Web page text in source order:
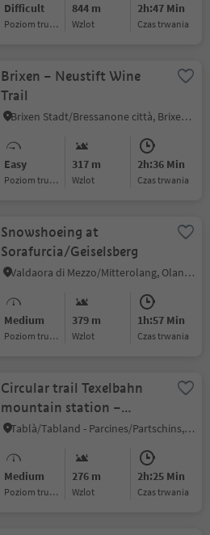
Difficult
Poziom trudności
844 m
Wzlot
2h:47 Min
czas trwania
Brixen – Neustift Wine
Trail
Brixen Stadt/Bressanone città, Brixen/Bressanone, Brixen/Bressanone and environs
Easy
Poziom trudności
317 m
Wzlot
2h:36 Min
czas trwania
Snowshoeing at
Sorafurcia/Geiselsberg
Valdaora di Mezzo/Mitterolang, Olang/Valdaora, Dolomites Region Kronplatz/Plan de Corones
Medium
Poziom trudności
379 m
Wzlot
1h:57 Min
czas trwania
Circular trail Texelbahn
mountain station –
Nasereit – Texelbahn
mountain station (Terrain
Cure Trail n°2)
Tablà/Tabland - Parcines/Partschins, Partschins/Parcines, Meran/Merano and environs
Medium
Poziom trudności
276 m
Wzlot
2h:25 Min
czas trwania